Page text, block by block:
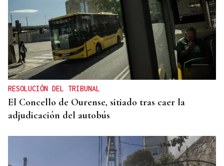
RESOLUCIÓN DEL TRIBUNAL
El Concello de Ourense, sitiado tras caer la
adjudicación del autobús